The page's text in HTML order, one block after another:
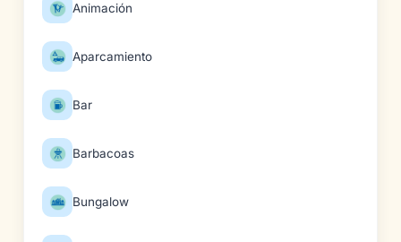
Animación
Aparcamiento
Bar
Barbacoas
Bungalow